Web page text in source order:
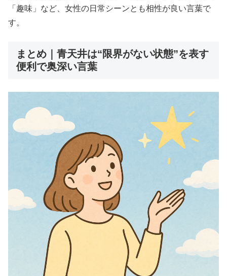
「趣味」など、女性の日常シーンとも相性が良い言葉で
す。
まとめ｜青天井は“限界がない状態”を表す
便利で奥深い言葉